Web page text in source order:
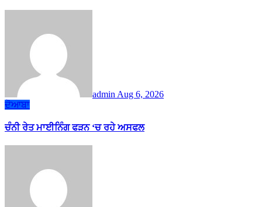
admin Aug 6, 2026
ਦੋਆਬਾ
ਚੰਨੀ ਰੇਤ ਮਾਈਨਿੰਗ ਫੜਨ ‘ਚ ਰਹੇ ਅਸਫਲ